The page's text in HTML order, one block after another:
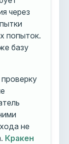
через
попыток.
базу
не
Кракен